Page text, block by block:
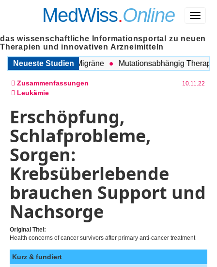
Menü
MedWiss.Online
das wissenschaftliche Informationsportal zu neuen
Therapien und innovativen Arzneimitteln
Neueste Studien
COPD und Migräne Mutationsabhängig Therapie
Zusammenfassungen 10.11.22
Leukämie
Erschöpfung,
Schlafprobleme,
Sorgen:
Krebsüberlebende
brauchen Support und
Nachsorge
Original Titel:
Health concerns of cancer survivors after primary anti-cancer treatment
Kurz & fundiert